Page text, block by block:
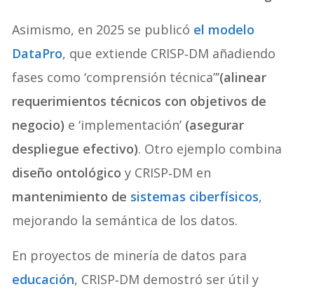
Asimismo, en 2025 se publicó el modelo
DataPro, que extiende CRISP‑DM añadiendo
fases como ‘comprensión técnica”’(alinear
requerimientos técnicos con objetivos de
negocio) e ‘implementación’ (asegurar
despliegue efectivo). Otro ejemplo combina
diseño ontológico y CRISP‑DM en
mantenimiento de sistemas ciberfísicos,
mejorando la semántica de los datos.
En proyectos de minería de datos para
educación, CRISP‑DM demostró ser útil y